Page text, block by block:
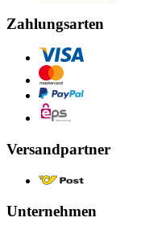
Zahlungsarten
Versandpartner
Unternehmen